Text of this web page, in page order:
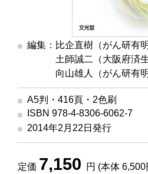
編集：比企直樹（がん研有
土師誠二（大阪府済
向山雄人（がん研有明
A5判・416頁・2色刷
ISBN 978-4-8306-6062-7
2014年2月22日発行
定価 7,150 円 (本体